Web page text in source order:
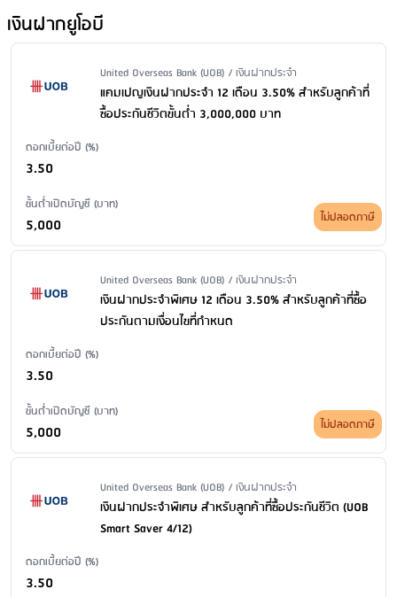
เกินกว่า 1 ปี และมียอดคงเหลือในบัญชีต่ำกว่า 5,000 บาท
ค่าบริการแจ้งยอดเงินและความเคลื่อนไหวของบัญชีผ่าน SMS
บริการ
ค่าธรรมเนียมออกสมุดคู่ฝากใหม่: ไม่มีบริการ
ค่าธรรมเนียมขอใบแสดงรายการเคลื่อนไหวทางบัญชีเงินฝาก ผ่าน
: ขอใบแสดงรายการย้อนหลังน้อยกว่า 6 เดือน: 100 บาท/ฉบับ/
บัญชี ขอใบแสดงรายการย้อนหลังตั้งแต่ 6 เดือน - 2 ปี: 200 บาท/ฉบับ/
บัญชี ขอใบแสดงรายการย้อนหลังมากว่า 2 ปี: 500 บาท/ฉบับ/บัญชี
ค่าธรรมเนียมปิดบัญชี
เงินฝากยูโอบี
Issuer Name / Financial Product Type
United Overseas Bank (UOB) / เงินฝากประจำ
แคมเปญเงินฝากประจำ 12 เดือน 3.50% สำหรับลูกค้าที่
ซื้อประกันชีวิตขั้นต่ำ 3,000,000 บาท
ดอกเบี้ยต่อปี (%)
3.50
ขั้นต่ำเปิดบัญชี (บาท)
5,000 ไม่ปลอดภาษี
Issuer Name / Financial Product Type
United Overseas Bank (UOB) / เงินฝากประจำ
เงินฝากประจำพิเศษ 12 เดือน 3.50% สำหรับลูกค้าที่ซื้อ
ประกันตามเงื่อนไขที่กำหนด
ดอกเบี้ยต่อปี (%)
3.50
ขั้นต่ำเปิดบัญชี (บาท)
5,000 ไม่ปลอดภาษี
Issuer Name / Financial Product Type
United Overseas Bank (UOB) / เงินฝากประจำ
เงินฝากประจำพิเศษ สำหรับลูกค้าที่ซื้อประกันชีวิต (UOB
Smart Saver 4/12)
ดอกเบี้ยต่อปี (%)
3.50